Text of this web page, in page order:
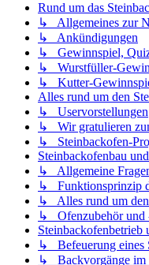
Rund um das
↳ Allgemeines zur
↳ Ankündigungen
↳ Gewinnspiel,
↳ Wurstfüller-
↳ Kutter-
Alles rund um den
↳ Uservorstellungen
↳ Wir gratulieren
↳ Steinbackofen-
Steinbackofenbau
↳ Allgemeine
↳ Funktionsprinzip
↳ Alles rund um den
↳ Ofenzubehör und
Steinbackofenbetrieb
↳ Befeuerung eines
↳ Backvorgänge im